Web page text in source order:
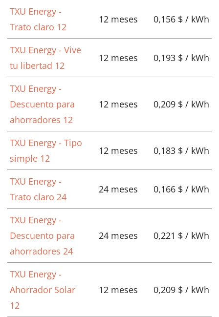
TXU Energy -
Trato claro 12
12 meses 0,156 $ / kWh
TXU Energy - Vive
tu libertad 12
12 meses 0,193 $ / kWh
TXU Energy -
Descuento para
ahorradores 12
12 meses 0,209 $ / kWh
TXU Energy - Tipo
simple 12
12 meses 0,183 $ / kWh
TXU Energy -
Trato claro 24
24 meses 0,166 $ / kWh
TXU Energy -
Descuento para
ahorradores 24
24 meses 0,221 $ / kWh
TXU Energy -
Ahorrador Solar
12
12 meses 0,209 $ / kWh